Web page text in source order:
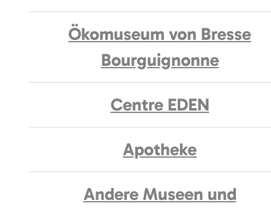
Ökomuseum von Bresse
Bourguignonne
Centre EDEN
Apotheke
Andere Museen und